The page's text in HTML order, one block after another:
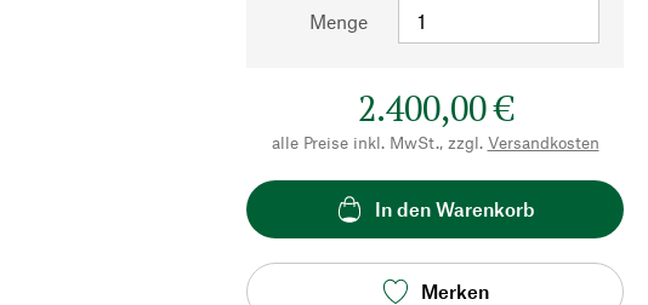
Menge
2.400,00 €
alle Preise inkl. MwSt., zzgl. Versandkosten
In den Warenkorb
Merken